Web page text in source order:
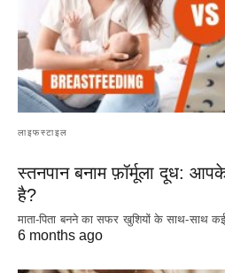
लाइफस्टाइल
स्तनपान बनाम फ़ॉर्मूला दूध:
है?
माता-पिता बनने का सफर खुशियों के साथ-साथ
6 months ago